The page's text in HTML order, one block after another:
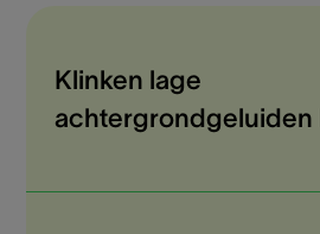
Klinken lage
achtergrondgeluiden